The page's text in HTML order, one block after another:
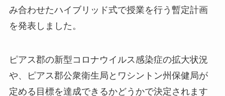
み合わせたハイブリッド式で授業を行う暫定計画
を発表しました。
ピアス郡の新型コロナウイルス感染症の拡大状況
や、ピアス郡公衆衛生局とワシントン州保健局が
定める目標を達成できるかどうかで決定されます